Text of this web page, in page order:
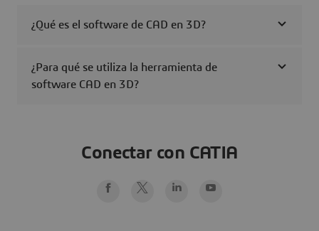
¿Qué es el software de CAD en 3D?
¿Para qué se utiliza la herramienta de
software CAD en 3D?
Conectar con CATIA